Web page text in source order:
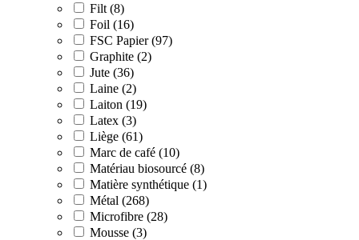
Filt (8)
Foil (16)
FSC Papier (97)
Graphite (2)
Jute (36)
Laine (2)
Laiton (19)
Latex (3)
Liège (61)
Marc de café (10)
Matériau biosourcé (8)
Matière synthétique (1)
Métal (268)
Microfibre (28)
Mousse (3)